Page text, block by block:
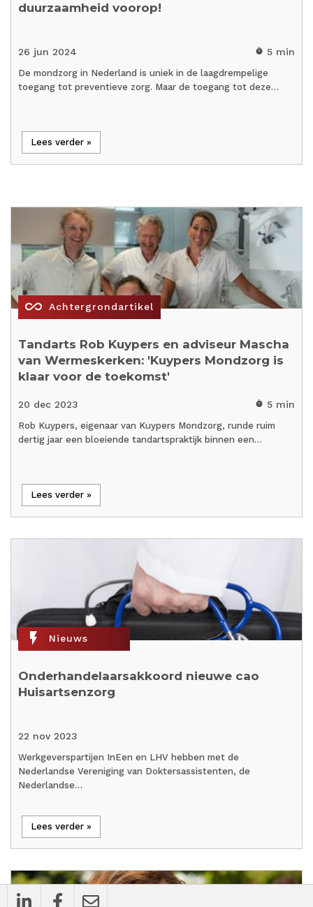
duurzaamheid voorop!
26 jun 2024 timer 5 min
De mondzorg in Nederland is uniek in de laagdrempelige
toegang tot preventieve zorg. Maar de toegang tot deze…
Lees verder »
all_inclusive Achtergrondartikel
Tandarts Rob Kuypers en adviseur Mascha
van Wermeskerken: 'Kuypers Mondzorg is
klaar voor de toekomst'
20 dec 2023 timer 5 min
Rob Kuypers, eigenaar van Kuypers Mondzorg, runde ruim
dertig jaar een bloeiende tandartspraktijk binnen een…
Lees verder »
flash_on Nieuws
Onderhandelaarsakkoord nieuwe cao
Huisartsenzorg
22 nov 2023
Werkgeverspartijen InEen en LHV hebben met de
Nederlandse Vereniging van Doktersassistenten, de
Nederlandse…
Lees verder »